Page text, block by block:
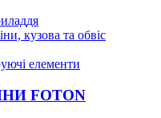
кузова та обвіс
елементи
FOTON